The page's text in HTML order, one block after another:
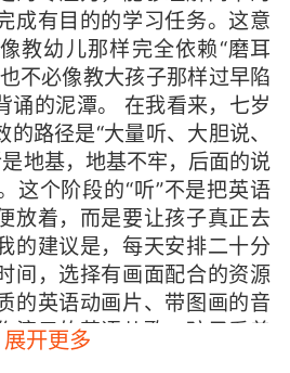
成有目的的学习任务。这意
教幼儿那样完全依赖“磨耳
不必像教大孩子那样过早陷
诵的泥潭。 在我看来，七岁
路径是“大量听、大胆说、
地基，地基不牢，后面的说
这个阶段的“听”不是把英语
放着，而是要让孩子真正去
的建议是，每天安排二十分
间，选择有画面配合的资源
的英语动画片、带图画的音
演示的英语儿歌。孩子看着
语表达，大脑会自然地把声
展开更多